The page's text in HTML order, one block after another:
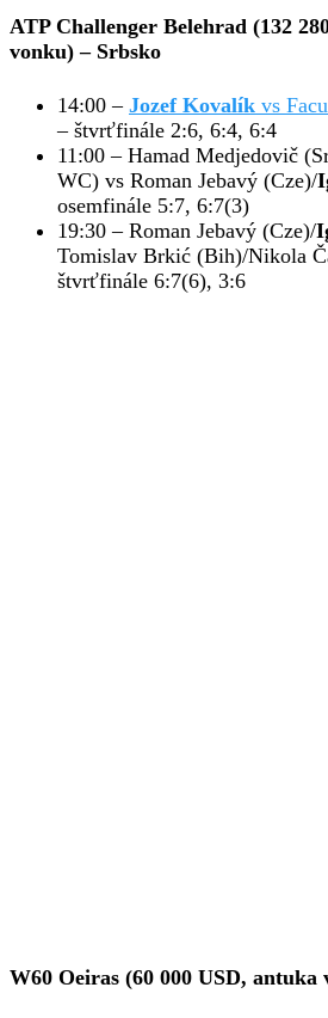
ATP Challenger Belehrad (132
vonku) – Srbsko
14:00 – Jozef Kovalík vs
– štvrťfinále 2:6, 6:4, 6:4
11:00 – Hamad Medjedovič
WC) vs Roman Jebavý (Cze)/
osemfinále 5:7, 6:7(3)
19:30 – Roman Jebavý (Cze)/
Tomislav Brkić (Bih)/Nikola
štvrťfinále 6:7(6), 3:6
W60 Oeiras (60 000 USD,